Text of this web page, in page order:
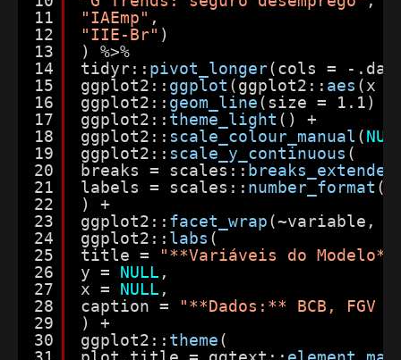
11
12
13
14
15
16
17
18
19
20
21
22
23
24
25
26
27
28
29
30
"IAEmp" ,
"IIE-Br" )
) %>%
tidyr:: pivot_longer(cols = -
ggplot2:: ggplot (ggplot2:: aes (x
ggplot2:: geom_line(size = 1.1) +
ggplot2:: theme_light () +
ggplot2:: scale_colour_manual(
ggplot2:: scale_y_continuous (
breaks = scales:: breaks_extended
labels = scales:: number_format
) +
ggplot2:: facet_wrap(~variable,
ggplot2:: labs (
title =
"**Variáveis do
y = NULL ,
x = NULL ,
caption =
"**Dados:** BCB, FGV
) +
ggplot2:: theme(